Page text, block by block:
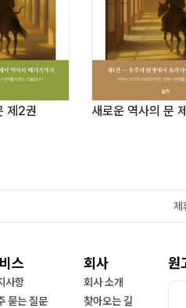
제2권 새로운 역사의 문
제
스
사항
묻는 질문
회사
회사 소개
찾아오는 길
원